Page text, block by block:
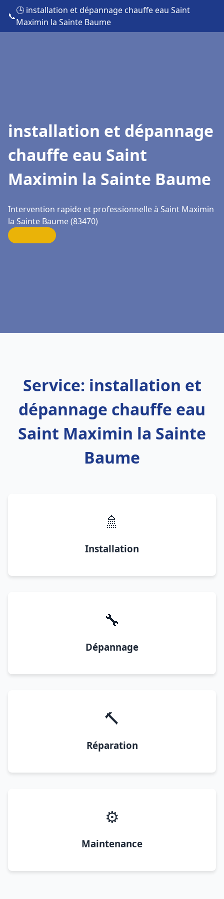
📞
🕒 installation et dépannage chauffe eau Saint
Maximin la Sainte Baume
installation et dépannage
chauffe eau Saint
Maximin la Sainte Baume
Intervention rapide et professionnelle à Saint Maximin
la Sainte Baume (83470)
Service: installation et
dépannage chauffe eau
Saint Maximin la Sainte
Baume
🚿
Installation
🔧
Dépannage
🔨
Réparation
⚙️
Maintenance